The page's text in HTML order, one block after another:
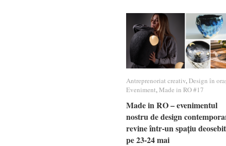
Antreprenoriat creativ,Design în
Eveniment,Made in RO #17
Made in RO – evenimentul
nostru de design
revine într-un spațiu
pe 23-24 mai
Antreprenoriat creativ Design în
Eveniment Made in RO #17
Made in RO – evenimentul
nostru de design
revine într-un spațiu
pe 23-24 mai